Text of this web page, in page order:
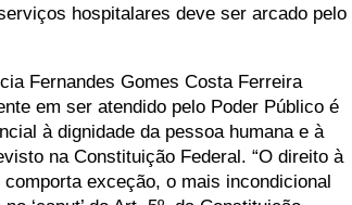
hospitalares deve ser arcado pelo
Fernandes Gomes Costa Ferreira
em ser atendido pelo Poder Público é
à dignidade da pessoa humana e à
na Constituição Federal. “O direito à
exceção, o mais incondicional